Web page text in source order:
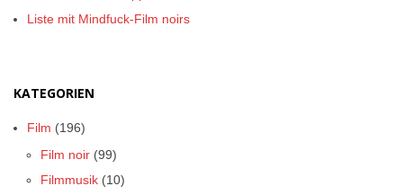
Liste mit Mindfuck-Film noirs
KATEGORIEN
Film (196)
Film noir (99)
Filmmusik (10)